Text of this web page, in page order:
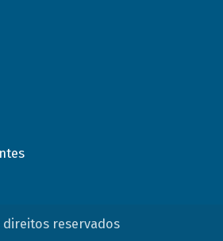
direitos reservados